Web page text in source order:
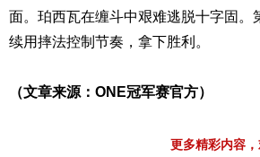
面。珀西瓦在缠斗中艰难逃脱十字固
续用摔法控制节奏，拿下胜利。
（文章来源：ONE冠军赛官方）
更多精彩内容